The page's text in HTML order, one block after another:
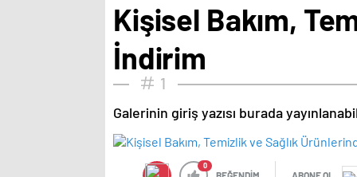
Kişisel Bakım,
İndirim
1
Galerinin giriş yazısı burada
0